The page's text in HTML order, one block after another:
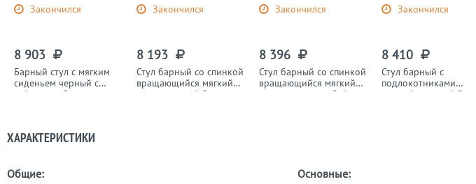
ХАРАКТЕРИСТИКИ
Общие: Основные:
Закончился
8 903
Барный стул с мягким
сиденьем черный с
пайетками Darcy
Закончился
8 193
Стул барный со спинкой
вращающийся мягкий
велюр черный Darcy
Закончился
8 396
Стул барный со спинкой
вращающийся мягкий
велюр серо-голубой
Закончился
8 410
Стул барный с
подлокотниками
черный, золотой Darcy